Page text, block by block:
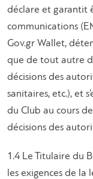
déclare et garantit
communications
Gov.gr Wallet,
que de tout autre
décisions des
sanitaires, etc.), et
du Club au cours
décisions des
1.4 Le Titulaire du
les exigences de